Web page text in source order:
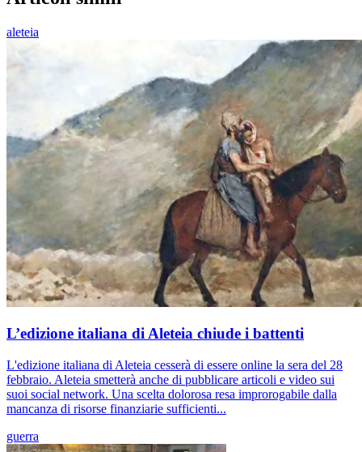
aleteia
L’edizione italiana di Aleteia chiude i battenti
L'edizione italiana di Aleteia cesserà di essere online la sera del 28
febbraio. Aleteia smetterà anche di pubblicare articoli e video sui
suoi social network. Una scelta dolorosa resa improrogabile dalla
mancanza di risorse finanziarie sufficienti...
guerra